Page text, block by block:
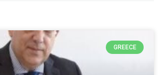
GREECE